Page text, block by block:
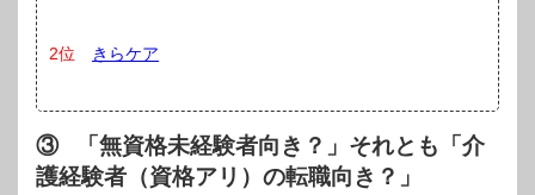
2位 きらケア
③ 「無資格未経験者向き？」それとも「介
護経験者（資格アリ）の転職向き？」